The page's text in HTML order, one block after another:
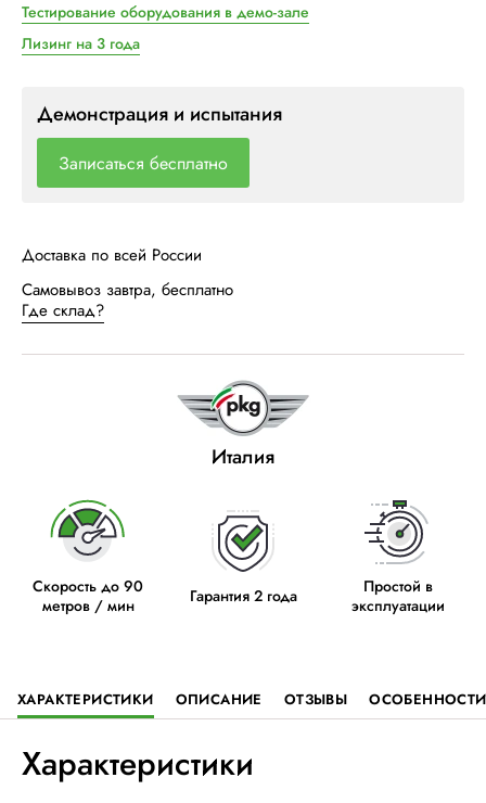
Италия
Скорость до 90
метров / мин
Гарантия 2 года
Простой в
эксплуатации
Тестирование оборудования в демо-зале
Лизинг на 3 года
Демонстрация и испытания
Записаться бесплатно
Доставка по всей России
Самовывоз завтра, бесплатно
Где склад?
ХАРАКТЕРИСТИКИ ОПИСАНИЕ ОТЗЫВЫ ОСОБЕННОСТИ
Характеристики